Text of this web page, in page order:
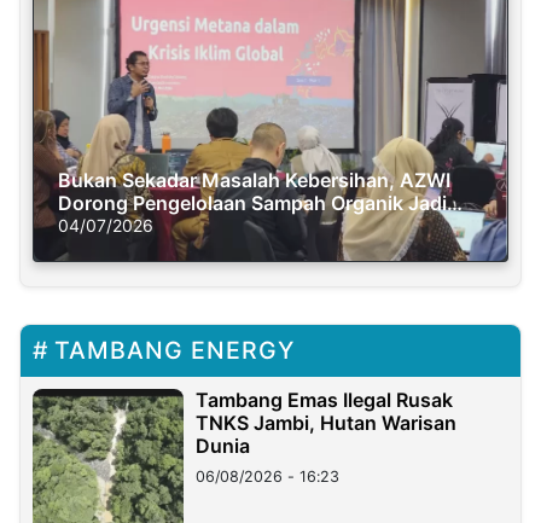
Bukan Sekadar Masalah Kebersihan, AZWI
Dorong Pengelolaan Sampah Organik Jadi
Solusi Krisis Iklim
04/07/2026
TAMBANG ENERGY
Tambang Emas Ilegal Rusak
TNKS Jambi, Hutan Warisan
Dunia
06/08/2026 - 16:23